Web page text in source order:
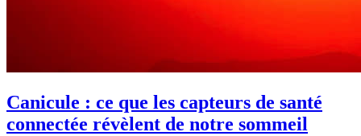
Canicule : ce que les capteurs de santé
connectée révèlent de notre sommeil